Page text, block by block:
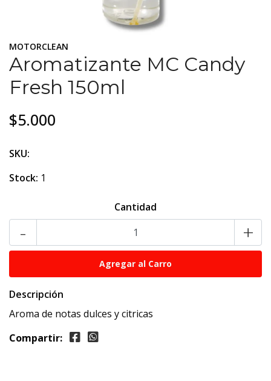
MOTORCLEAN
Aromatizante MC Candy
Fresh 150ml
$5.000
SKU:
Stock: 1
Cantidad
- +
Descripción
Aroma de notas dulces y citricas
Compartir: